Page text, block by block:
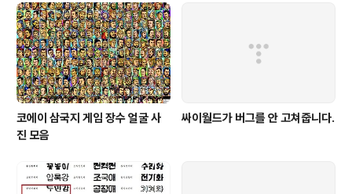
코에이 삼국지 게임 장수 얼굴 사
진 모음
싸이월드가 버그를 안 고쳐줍니다.